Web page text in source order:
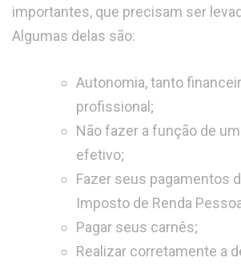
importantes, que precisam ser
Algumas delas são:
Autonomia, tanto
profissional;
Não fazer a função de
efetivo;
Fazer seus pagamentos
Imposto de Renda
Pagar seus carnês;
Realizar corretamente a